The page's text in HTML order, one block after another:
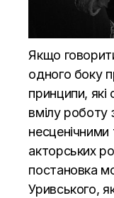
Якщо
одного боку
принципи, які
вмілу роботу
акторських
постановка
Уривського,